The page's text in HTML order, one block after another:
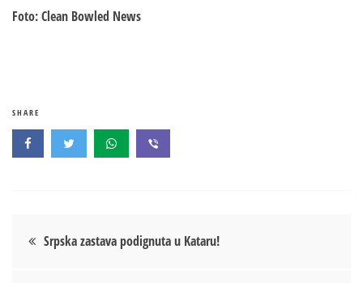
Foto: Clean Bowled News
SHARE
Кретање
Srpska zastava podignuta u Kataru!